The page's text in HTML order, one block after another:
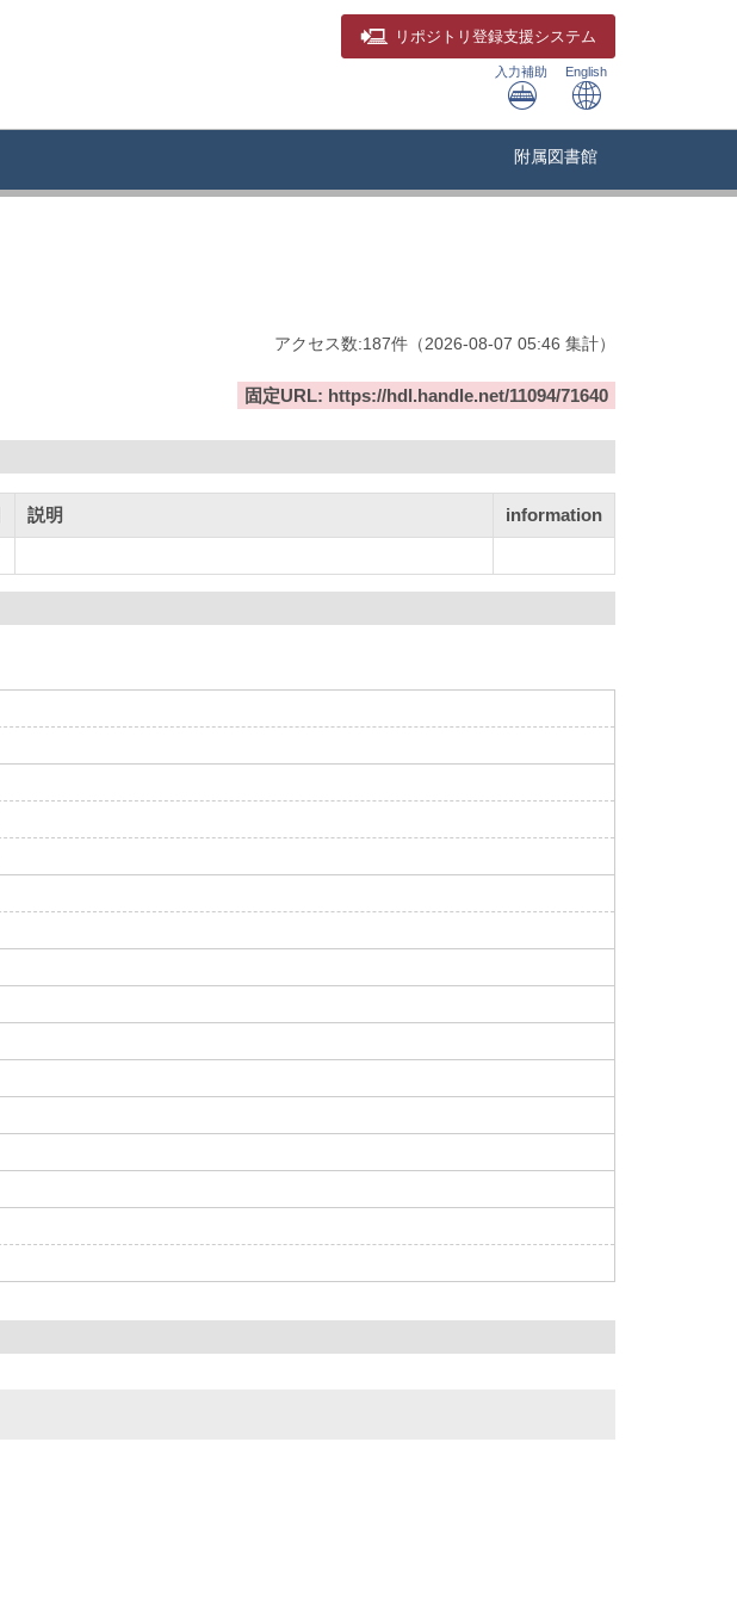
リポジトリ 登録支援システム
入力補助 English
附属図書館
アクセス数:187件 （2026-08-07 05:46 集計）
固定URL: https://hdl.handle.net/11094/71640
説明 information